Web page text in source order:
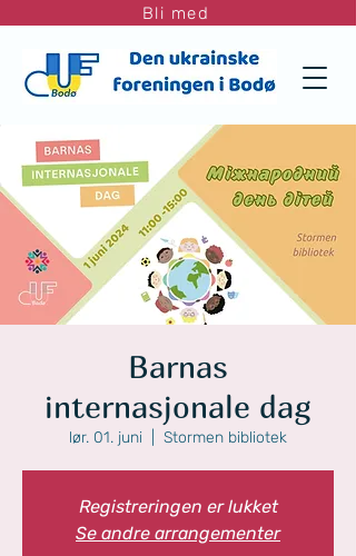
Bli med
Barnas
internasjonale dag
lør. 01. juni Stormen bibliotek
Registreringen er lukket
Se andre arrangementer